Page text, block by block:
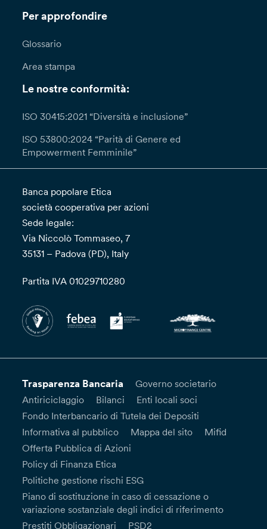
Per approfondire
Glossario
Area stampa
Le nostre conformità:
ISO 30415:2021 “Diversità e inclusione”
ISO 53800:2024 “Parità di Genere ed
Empowerment Femminile”
Banca popolare Etica
società cooperativa per azioni
Sede legale:
Via Niccolò Tommaseo, 7
35131 – Padova (PD), Italy
Partita IVA 01029710280
Trasparenza Bancaria
Governo societario
Antiriciclaggio
Bilanci
Enti locali soci
Fondo Interbancario di Tutela dei Depositi
Informativa al pubblico
Mappa del sito
Mifid
Offerta Pubblica di Azioni
Policy di Finanza Etica
Politiche gestione rischi ESG
Piano di sostituzione in caso di cessazione o
variazione sostanziale degli indici di riferimento
Prestiti Obbligazionari
PSD2